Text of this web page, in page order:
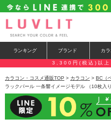
ランキング ブランド カ
3,300円(税込)以上
カラコン・コスメ通販TOP > カラコン > BC（
ラックパール 一条響イメージモデル （10枚入り